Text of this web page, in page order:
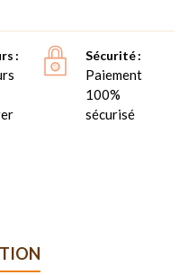
Sécurité
Paiement
100%
sécurisé